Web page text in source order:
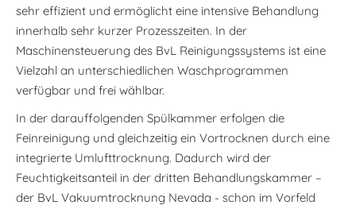
sehr effizient und ermöglicht eine intensive Behandlung
innerhalb sehr kurzer Prozesszeiten. In der
Maschinensteuerung des BvL Reinigungssystems ist eine
Vielzahl an unterschiedlichen Waschprogrammen
verfügbar und frei wählbar.
In der darauffolgenden Spülkammer erfolgen die
Feinreinigung und gleichzeitig ein Vortrocknen durch eine
integrierte Umlufttrocknung. Dadurch wird der
Feuchtigkeitsanteil in der dritten Behandlungskammer –
der BvL Vakuumtrocknung Nevada - schon im Vorfeld